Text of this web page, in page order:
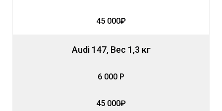
45 000₽
Audi 147, Вес 1,3 кг
6 000 Р
45 000₽